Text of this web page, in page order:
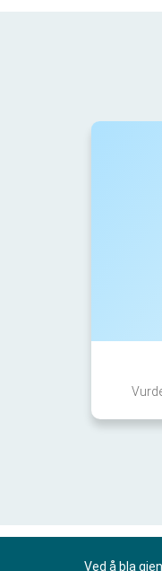
Ved å bla